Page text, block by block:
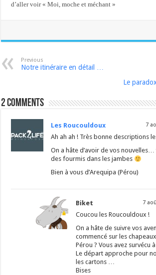
d’aller voir « Moi, moche et méchant »
Previous
Notre itinéraire en détail …
Le
2 comments
Les Roucouldoux 7
Ah ah ah ! Très bonne descriptions
On a hâte d’avoir de vos
des fourmis dans les jambes
Bien à vous d’Arequipa (Pérou)
Biket 7
Coucou les Roucouldoux !
On a hâte de suivre vos
commencé sur les
Pérou ? Vous avez survécu
Le départ approche pour
les cartons …
Bises